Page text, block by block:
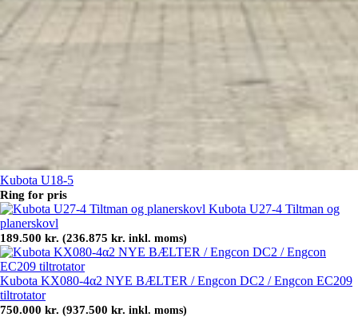
Kubota U18-5
Ring for pris
Kubota U27-4 Tiltman og
planerskovl
189.500 kr. (236.875 kr. inkl. moms)
Kubota KX080-4α2 NYE BÆLTER / Engcon DC2 / Engcon EC209
tiltrotator
750.000 kr. (937.500 kr. inkl. moms)